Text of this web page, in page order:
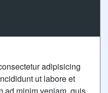
adipisicing
ut labore et